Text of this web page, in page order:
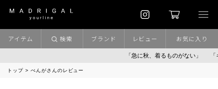
「急に秋、着るものがない」 「
アイテム 検索 ブランド レビュー お気に入り
トップ ぺんがさんのレビュー